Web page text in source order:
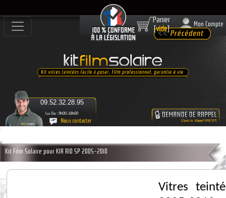
Lu-Sa : 9h00-18h00
09.52.32.28.95
Panier
[vide]
Mon Compte
Kit Film Solaire pour KIA RIO 5P 2005-2010
Vitres